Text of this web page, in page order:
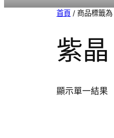
首頁 / 商品標籤為
紫晶
顯示單一結果